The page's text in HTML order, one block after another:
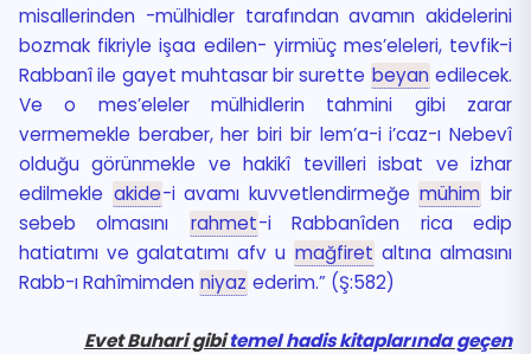
misallerinden -mülhidler tarafından avamın akidelerini
bozmak fikriyle işaa edilen- yirmiüç mes’eleleri, tevfik-i
Rabbanî ile gayet muhtasar bir surette beyan edilecek.
Ve o mes’eleler mülhidlerin tahmini gibi zarar
vermemekle beraber, her biri bir lem’a-i i’caz-ı Nebevî
olduğu görünmekle ve hakikî tevilleri isbat ve izhar
edilmekle akide-i avamı kuvvetlendirmeğe mühim bir
sebeb olmasını rahmet-i Rabbanîden rica edip
hatiatımı ve galatatımı afv u mağfiret altına almasını
Rabb-ı Rahîmimden niyaz ederim.” (Ş:582)
Evet Buhari gibitemel hadis kitaplarında geçen